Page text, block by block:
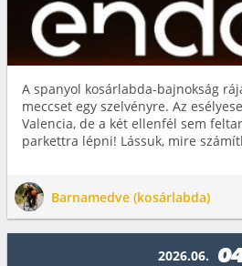
A spanyol kosárlabda-bajnokság
meccset egy szelvényre. Az
Valencia, de a két ellenfél sem
parkettra lépni! Lássuk, mire
Barnamedve (kosárlabda)
2026.06.